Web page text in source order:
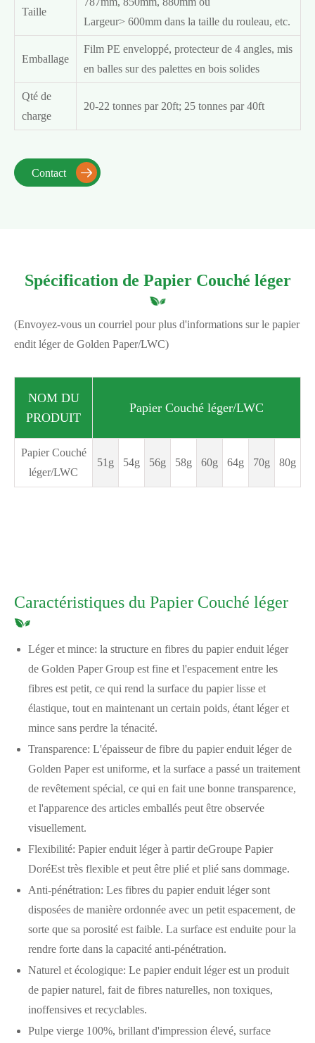
Taille
Largeur> 600mm dans la taille du rouleau, etc.
Emballage
Film PE enveloppé, protecteur de 4 angles, mis
en balles sur des palettes en bois solides
Qté de
charge
20-22 tonnes par 20ft; 25 tonnes par 40ft
Contact 
Spécification de Papier Couché léger
(Envoyez-vous un courriel pour plus d'informations sur le papier
endit léger de Golden Paper/LWC)
NOM DU
PRODUIT
Papier Couché léger/LWC
Papier Couché
léger/LWC
51g 54g 56g 58g 60g 64g 70g 80g
Caractéristiques du Papier Couché léger
Léger et mince: la structure en fibres du papier enduit léger
de Golden Paper Group est fine et l'espacement entre les
fibres est petit, ce qui rend la surface du papier lisse et
élastique, tout en maintenant un certain poids, étant léger et
mince sans perdre la ténacité.
Transparence: L'épaisseur de fibre du papier enduit léger de
Golden Paper est uniforme, et la surface a passé un traitement
de revêtement spécial, ce qui en fait une bonne transparence,
et l'apparence des articles emballés peut être observée
visuellement.
Flexibilité: Papier enduit léger à partir deGroupe Papier
DoréEst très flexible et peut être plié et plié sans dommage.
Anti-pénétration: Les fibres du papier enduit léger sont
disposées de manière ordonnée avec un petit espacement, de
sorte que sa porosité est faible. La surface est enduite pour la
rendre forte dans la capacité anti-pénétration.
Naturel et écologique: Le papier enduit léger est un produit
de papier naturel, fait de fibres naturelles, non toxiques,
inoffensives et recyclables.
Pulpe vierge 100%, brillant d'impression élevé, surface